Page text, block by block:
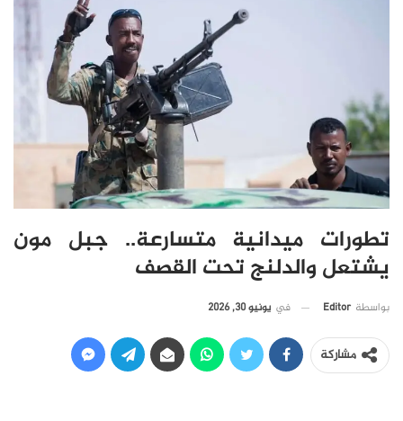
تطورات ميدانية متسارعة.. جبل مون
يشتعل والدلنج تحت القصف
بواسطة Editor في يونيو 30, 2026
مشاركة